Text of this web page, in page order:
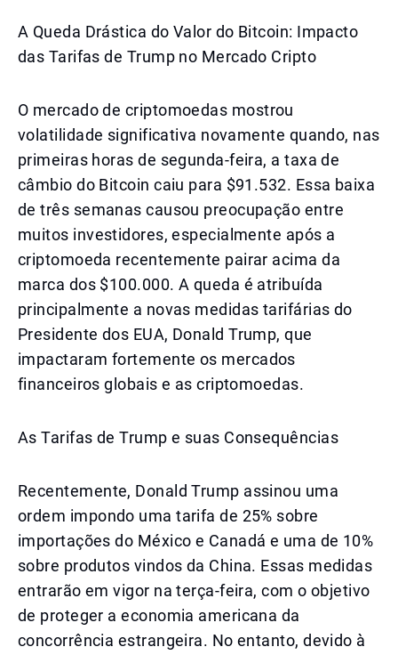
A Queda Drástica do Valor do Bitcoin: Impacto
das Tarifas de Trump no Mercado Cripto
O mercado de criptomoedas mostrou
volatilidade significativa novamente quando, nas
primeiras horas de segunda-feira, a taxa de
câmbio do Bitcoin caiu para $91.532. Essa baixa
de três semanas causou preocupação entre
muitos investidores, especialmente após a
criptomoeda recentemente pairar acima da
marca dos $100.000. A queda é atribuída
principalmente a novas medidas tarifárias do
Presidente dos EUA, Donald Trump, que
impactaram fortemente os mercados
financeiros globais e as criptomoedas.
As Tarifas de Trump e suas Consequências
Recentemente, Donald Trump assinou uma
ordem impondo uma tarifa de 25% sobre
importações do México e Canadá e uma de 10%
sobre produtos vindos da China. Essas medidas
entrarão em vigor na terça-feira, com o objetivo
de proteger a economia americana da
concorrência estrangeira. No entanto, devido à